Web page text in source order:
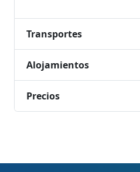
Transportes
Alojamientos
Precios